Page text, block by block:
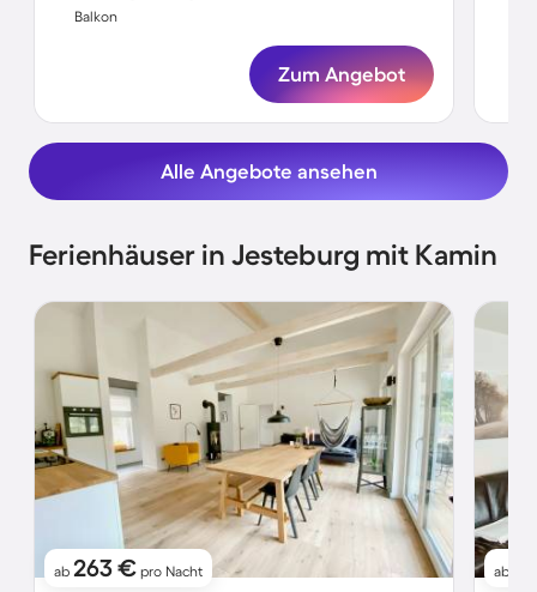
Balkon
Zum Angebot
Alle Angebote ansehen
Ferienhäuser in Jesteburg mit Kamin
ab 263 € pro Nacht ab